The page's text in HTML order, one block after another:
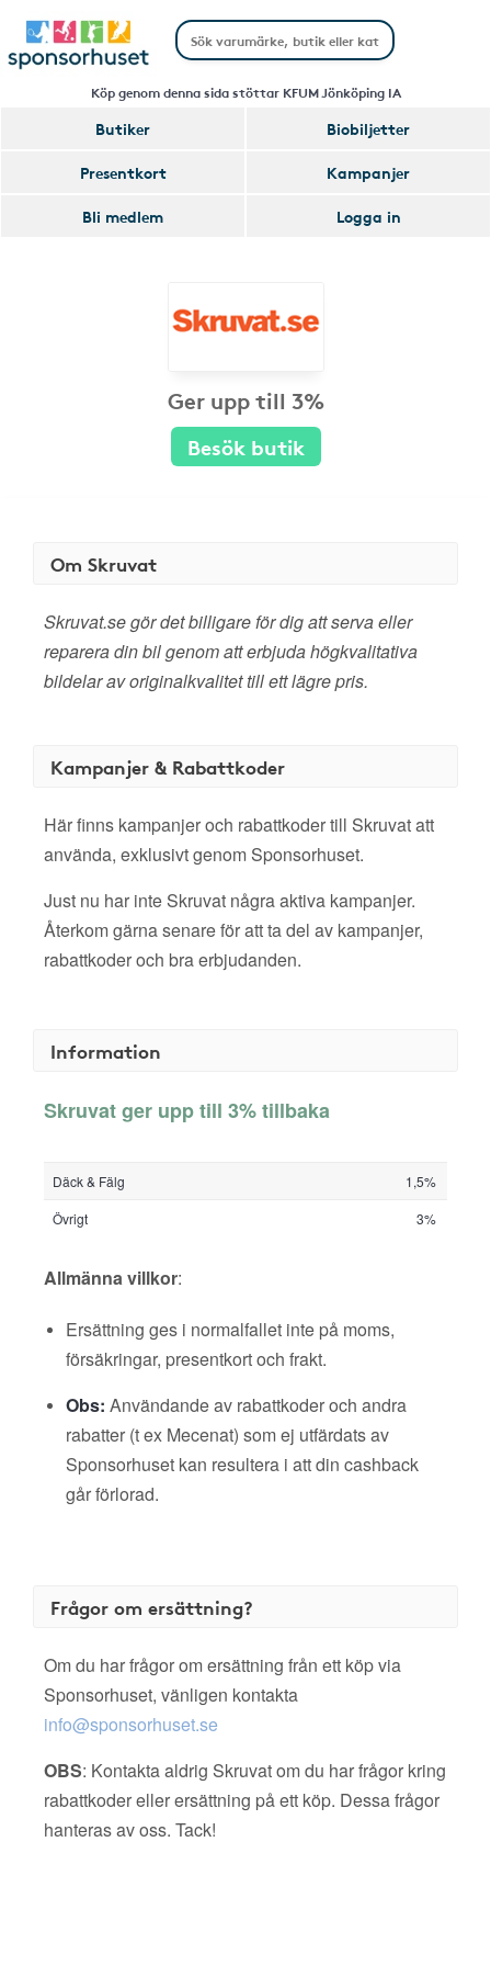
Köp genom denna sida stöttar KFUM Jönköping IA
Butiker
Biobiljetter
Presentkort
Kampanjer
Bli medlem
Logga in
Ger upp till 3%
Besök butik
Om Skruvat
Skruvat.se gör det billigare för dig att serva eller
reparera din bil genom att erbjuda högkvalitativa
bildelar av originalkvalitet till ett lägre pris.
Kampanjer & Rabattkoder
Här finns kampanjer och rabattkoder till Skruvat att
använda, exklusivt genom Sponsorhuset.
Just nu har inte Skruvat några aktiva kampanjer.
Återkom gärna senare för att ta del av kampanjer,
rabattkoder och bra erbjudanden.
Information
Skruvat ger upp till 3% tillbaka
Däck & Fälg
1,5%
Övrigt
3%
Allmänna villkor:
Ersättning ges i normalfallet inte på moms,
försäkringar, presentkort och frakt.
Obs: Användande av rabattkoder och andra
rabatter (t ex Mecenat) som ej utfärdats av
Sponsorhuset kan resultera i att din cashback
går förlorad.
Frågor om ersättning?
Om du har frågor om ersättning från ett köp via
Sponsorhuset, vänligen kontakta
info@sponsorhuset.se
OBS: Kontakta aldrig Skruvat om du har frågor kring
rabattkoder eller ersättning på ett köp. Dessa frågor
hanteras av oss. Tack!